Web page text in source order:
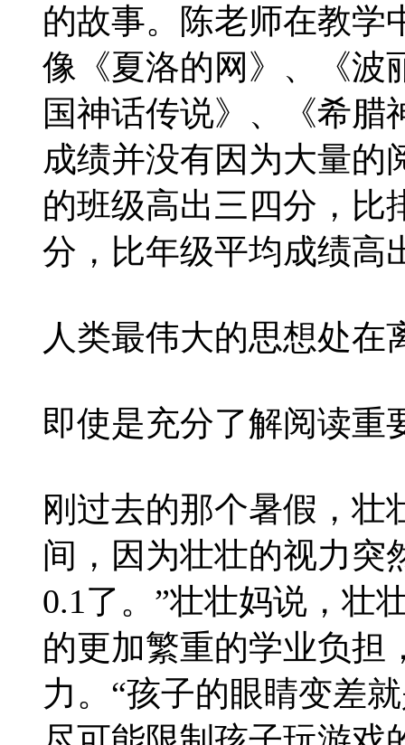
的故事。陈老师在教学
像《夏洛的网》、《波
国神话传说》、《希腊
成绩并没有因为大量的
的班级高出三四分，比
分，比年级平均成绩高
人类最伟大的思想处在
即使是充分了解阅读重
刚过去的那个暑假，壮
间，因为壮壮的视力突
0.1了。”壮壮妈说，壮
的更加繁重的学业负担
力。“孩子的眼睛变差